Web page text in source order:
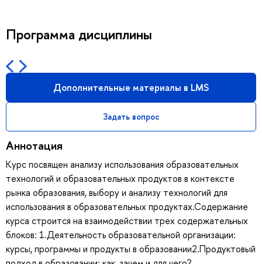
Программа дисциплины
Дополнительные материалы в LMS
Задать вопрос
Аннотация
Курс посвящен анализу использования образовательных
технологий и образовательных продуктов в контексте
рынка образования, выбору и анализу технологий для
использования в образовательных продуктах.Содержание
курса строится на взаимодействии трех содержательных
блоков: 1.Деятельность образовательной организации:
курсы, программы и продукты в образовании2.Продуктовый